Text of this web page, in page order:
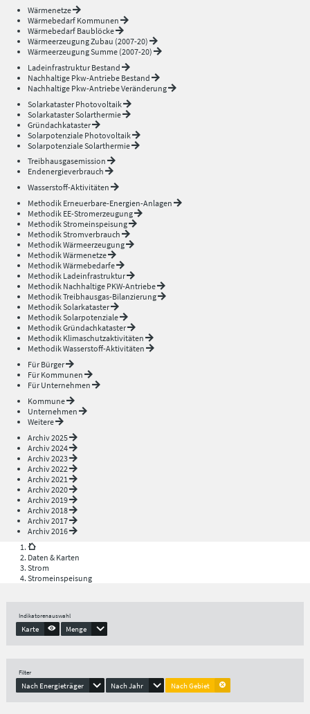
Wärmenetze
Wärmebedarf Kommunen
Wärmebedarf Baublöcke
Wärmeerzeugung Zubau (2007-20)
Wärmeerzeugung Summe (2007-20)
Ladeinfrastruktur Bestand
Nachhaltige Pkw-Antriebe Bestand
Nachhaltige Pkw-Antriebe Veränderung
Solarkataster Photovoltaik
Solarkataster Solarthermie
Gründachkataster
Solarpotenziale Photovoltaik
Solarpotenziale Solarthermie
Treibhausgasemission
Endenergieverbrauch
Wasserstoff-Aktivitäten
Methodik Erneuerbare-Energien-Anlagen
Methodik EE-Stromerzeugung
Methodik Stromeinspeisung
Methodik Stromverbrauch
Methodik Wärmeerzeugung
Methodik Wärmenetze
Methodik Wärmebedarfe
Methodik Ladeinfrastruktur
Methodik Nachhaltige PKW-Antriebe
Methodik Treibhausgas-Bilanzierung
Methodik Solarkataster
Methodik Solarpotenziale
Methodik Gründachkataster
Methodik Klimaschutzaktivitäten
Methodik Wasserstoff-Aktivitäten
Für Bürger
Für Kommunen
Für Unternehmen
Kommune
Unternehmen
Weitere
Archiv 2025
Archiv 2024
Archiv 2023
Archiv 2022
Archiv 2021
Archiv 2020
Archiv 2019
Archiv 2018
Archiv 2017
Archiv 2016
Daten & Karten
Strom
Stromeinspeisung
Indikatorenauswahl
Karte Menge
Filter
Nach Energieträger Nach Jahr Nach Gebiet